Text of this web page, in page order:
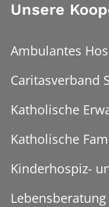
Unsere
Ambulantes
Caritasverband
Katholische
Katholische
Kinderhospiz-